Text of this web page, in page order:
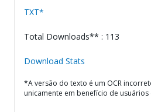
TXT*
Total Downloads** : 113
Download Stats
*A versão do texto é um OCR
unicamente em benefício de